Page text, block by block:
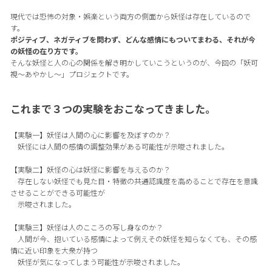
現代では恐怖の対象・娯楽という両方の側面から妖怪は存在しているので
す。
ポジティブ、ネガティブを問わず、どんな感情にもついてまわる、それが今
の妖怪の在り方です。
そんな妖怪と人の心の関係を解き明かしていこうというのが、今回の「妖可
視〜あやかし〜」プロジェクトです。
これまで３つの実験をおこなってきました。
【実験一】妖怪は人間の心に影響を及ぼすのか？
妖怪には人間の感情の調整効果がある可能性が示唆されました。
【実験二】妖怪の心は妖怪に影響を与えるのか？
存在しない妖怪でも見た目・特徴の共通認識度を高めることで存在を意識
させることができる可能性が
示唆されました。
【実験三】妖怪は人のこころの写し身なのか？
人間が今、抱いている感情によって例えその妖怪を知らなくても、その感
情に近い印象を大衆が持つ
妖怪が気になってしまう可能性が示唆されました。